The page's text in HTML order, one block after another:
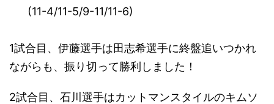
(11-4/11-5/9-11/11-6)
1試合目、伊藤選手は田志希選手に終盤追いつかれ
ながらも、振り切って勝利しました！
2試合目、石川選手はカットマンスタイルのキムソ